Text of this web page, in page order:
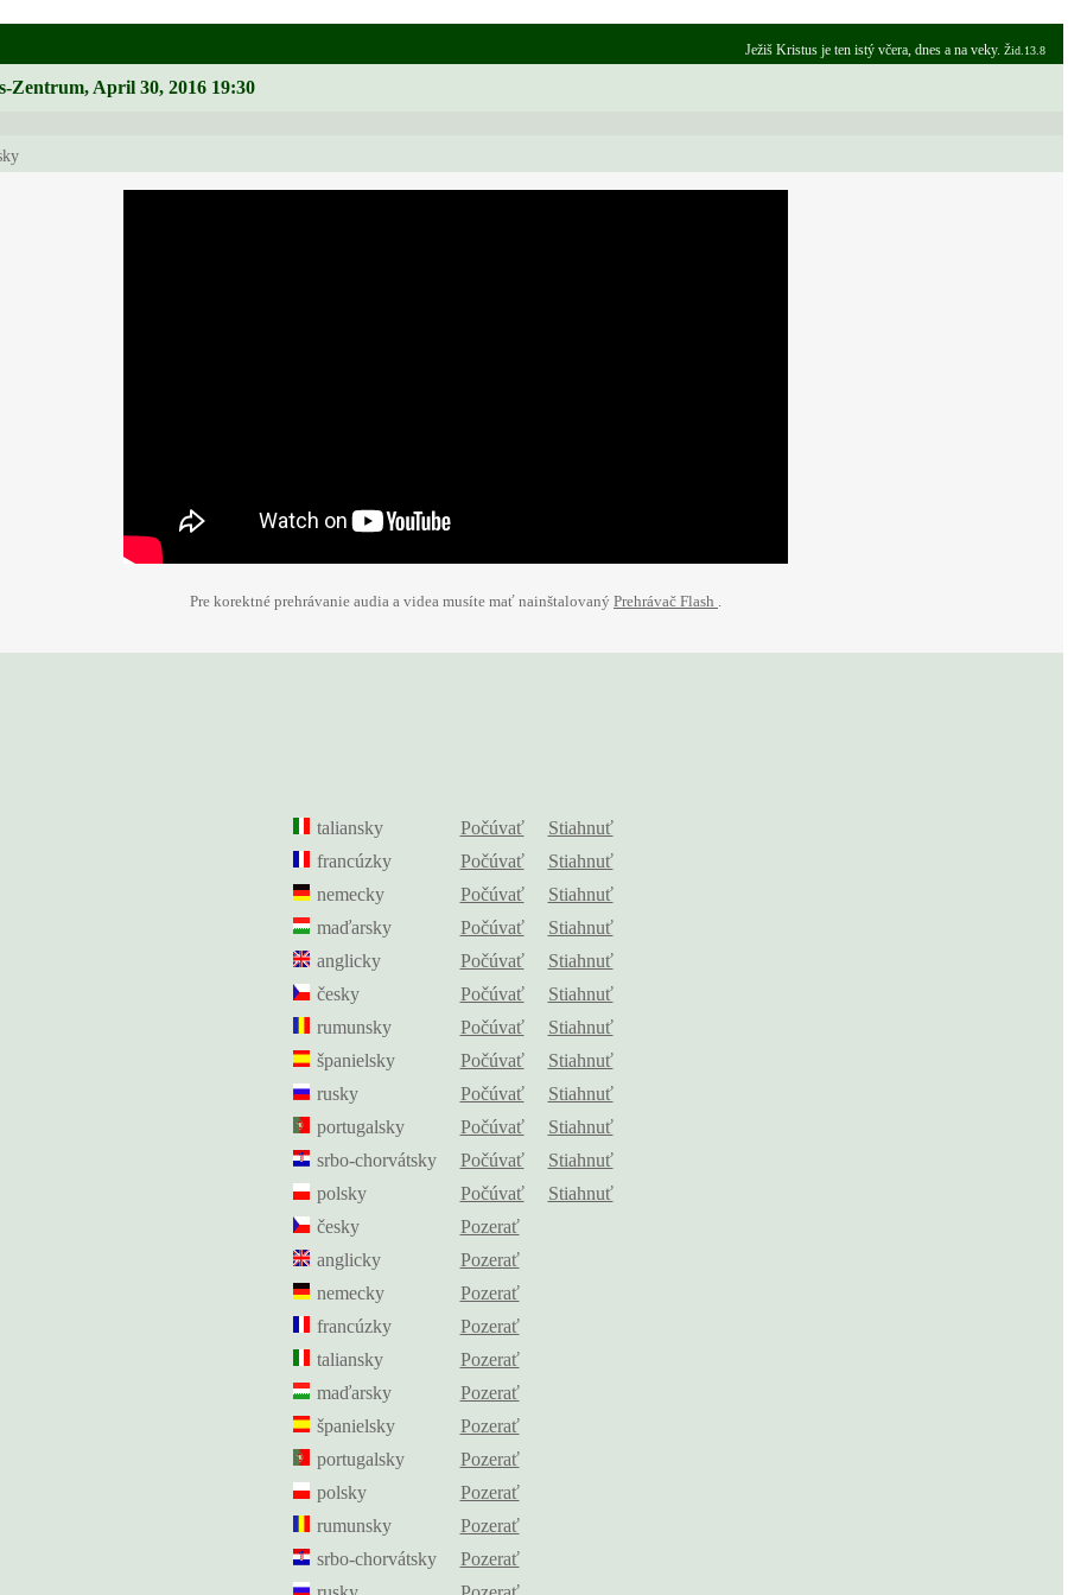
Ježiš Kristus je ten istý včera, dnes a na veky. Žid.13.8
Zentrum, April 30, 2016 19:30
Pre korektné prehrávanie audia a videa musíte mať nainštalovaný Prehrávač Flash .
taliansky Počúvať
Stiahnuť
francúzky
Počúvať
Stiahnuť
nemecky
Počúvať
Stiahnuť
maďarsky
Počúvať
Stiahnuť
anglicky
Počúvať
Stiahnuť
česky
Počúvať
Stiahnuť
rumunsky
Počúvať
Stiahnuť
španielsky
Počúvať
Stiahnuť
rusky
Počúvať
Stiahnuť
portugalsky
Počúvať
Stiahnuť
srbo-chorvátsky
Počúvať
Stiahnuť
polsky
Počúvať
Stiahnuť
česky
Pozerať
anglicky
Pozerať
nemecky
Pozerať
francúzky
Pozerať
taliansky
Pozerať
maďarsky
Pozerať
španielsky
Pozerať
portugalsky
Pozerať
polsky
Pozerať
rumunsky
Pozerať
srbo-chorvátsky
Pozerať